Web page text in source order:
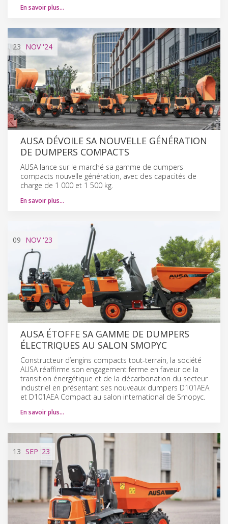
En savoir plus…
23 NOV'24
AUSA DÉVOILE SA NOUVELLE GÉNÉRATION
DE DUMPERS COMPACTS
AUSA lance sur le marché sa gamme de dumpers
compacts nouvelle génération, avec des capacités de
charge de 1 000 et 1 500 kg.
En savoir plus…
09 NOV'23
AUSA ÉTOFFE SA GAMME DE DUMPERS
ÉLECTRIQUES AU SALON SMOPYC
Constructeur d’engins compacts tout-terrain, la société
AUSA réaffirme son engagement ferme en faveur de la
transition énergétique et de la décarbonation du secteur
industriel en présentant ses nouveaux dumpers D101AEA
et D101AEA Compact au salon international de Smopyc.
En savoir plus…
13 SEP '23